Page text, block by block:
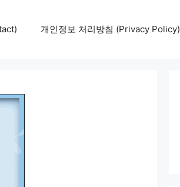
개인정보 처리방침 (Privacy Policy)